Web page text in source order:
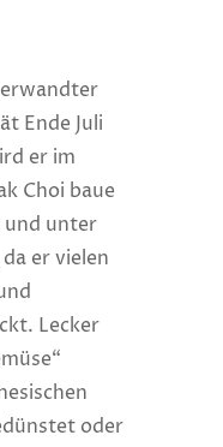
Ende Juli
er im
Choi baue
und unter
er vielen
Lecker
oder